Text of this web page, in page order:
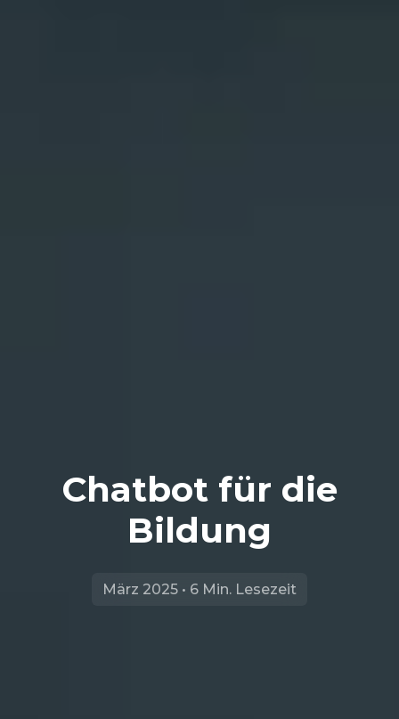
Chatbot für die
Bildung
März 2025 • 6 Min. Lesezeit